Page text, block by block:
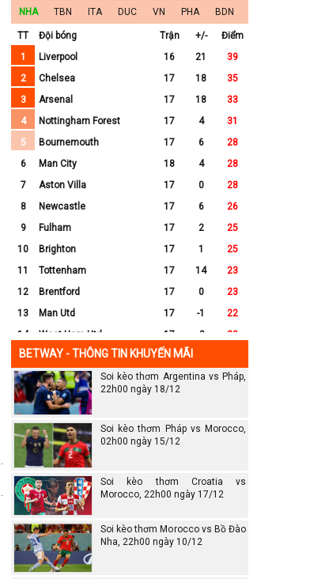
NHA TBN ITA DUC VN PHA BDN
TT Đội bóng Trận +/-
Điểm
1
Liverpool 16 21
39
2
Chelsea 17 18
35
3
Arsenal 17 18
33
4
Nottingham Forest 17 4
31
5
Bournemouth 17 6
28
6
Man City 18 4
28
7
Aston Villa 17 0
28
8
Newcastle 17 6
26
9
Fulham 17 2
25
10
Brighton 17 1
25
11
Tottenham 17 14
23
12
Brentford 17 0
23
13
Man Utd 17 -1
22
14
West Ham Utd 17 -8
20
15
Everton 17
16
Crystal Palace 17 -8
16
17
Leicester City
18
Ipswich
19
Wolves 17
20
Southampton
BETWAY - THÔNG TIN KHUYẾN MÃI
Soi kèo thơm Argentina vs Pháp,
22h00 ngày 18/12
Soi kèo thơm Pháp vs Morocco,
02h00 ngày 15/12
Soi kèo thơm Croatia vs
Morocco, 22h00 ngày 17/12
Soi kèo thơm Morocco vs Bồ Đào
Nha, 22h00 ngày 10/12